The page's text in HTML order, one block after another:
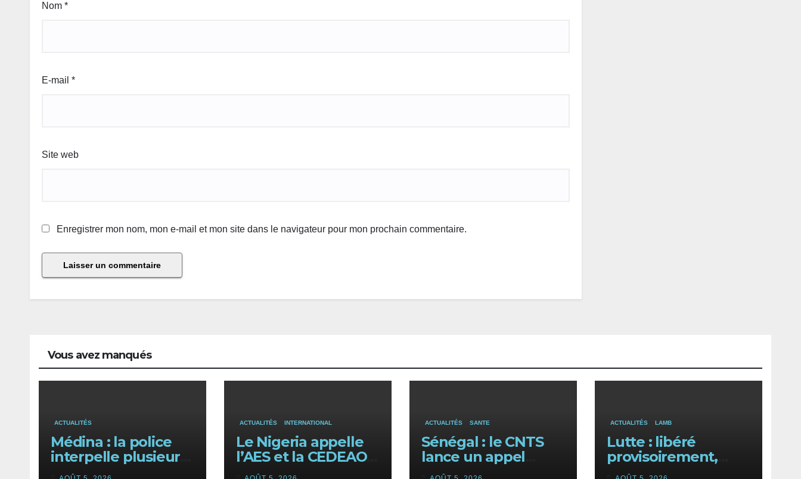
Nom *
E-mail *
Site web
Enregistrer mon nom, mon e-mail et mon site dans le navigateur pour mon prochain commentaire.
Vous avez manqués
ACTUALITÉS
Médina : la police
interpelle plusieurs
étrangers lors d’une
ACTUALITÉS INTERNATIONAL
Le Nigeria appelle
l’AES et la CEDEAO à
unir leurs forces
ACTUALITÉS SANTE
Sénégal : le CNTS
lance un appel
urgent aux
ACTUALITÉS LAMB
Lutte : libéré
provisoirement,
Bébé Diène se